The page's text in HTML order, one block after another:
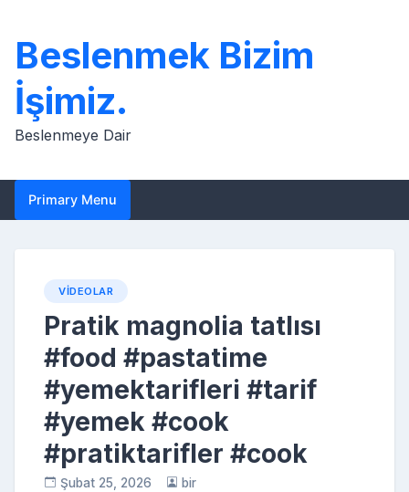
content
Beslenmek Bizim
İşimiz.
Beslenmeye Dair
Primary Menu
VIDEOLAR
Pratik magnolia tatlısı
#food #pastatime
#yemektarifleri #tarif
#yemek #cook
#pratiktarifler #cook
Şubat 25, 2026 bir